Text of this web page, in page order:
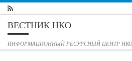
Перейти к содержимому
ВЕСТНИК НКО
ИНФОРМАЦИОННЫЙ РЕСУРСНЫЙ ЦЕНТР НКО